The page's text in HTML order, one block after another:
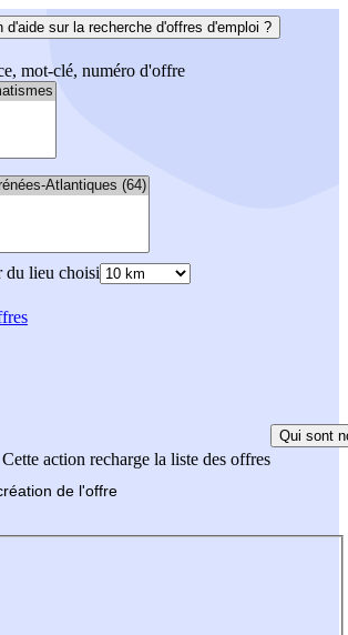
d'aide sur la recherche d'offres d'emploi ?
mot-clé, numéro d'offre
du lieu choisi
Cette action recharge la liste des offres
Qui sont
de l'offre